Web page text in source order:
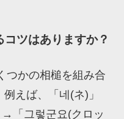
ツはありますか？
つかの相槌を組み合
えば、「네(ネ)」
「그렇군요(クロッ